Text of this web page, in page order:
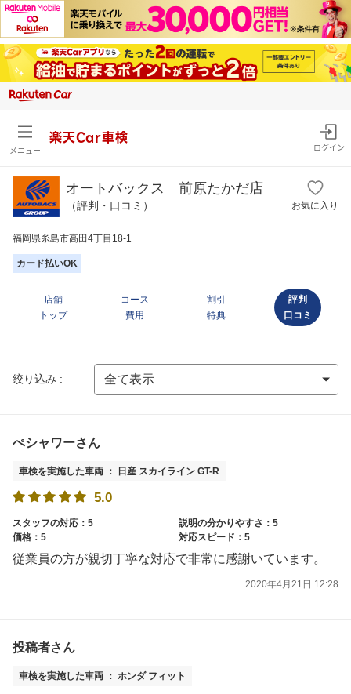
メニュー
楽天Car車検
ログイン
オートバックス 前原たかだ店
（評判・口コミ） お気に入り
福岡県糸島市高田4丁目18-1
カード払いOK
店舗
トップ
コース
費用
割引
特典
評判
口コミ
絞り込み :
ぺシャワーさん
車検を実施した車両 ： 日産 スカイライン GT-R
5.0
スタッフの対応：5
説明の分かりやすさ：5
価格：5
対応スピード：5
従業員の方が親切丁寧な対応で非常に感謝いています。
2020年4月21日 12:28
投稿者さん
車検を実施した車両 ： ホンダ フィット